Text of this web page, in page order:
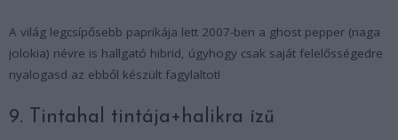
A világ legcsípősebb paprikája lett 2007-ben a ghost pepper (naga
jolokia) névre is hallgató hibrid, úgyhogy csak saját felelősségedre
nyalogasd az ebből készült fagylaltot!
9. Tintahal tintája+halikra ízű